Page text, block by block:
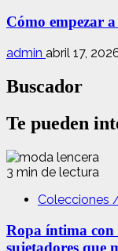
Cómo empezar
admin abril 17,
Buscador
Te pueden
3 min de lectura
Colecciones
Ropa íntima con
sujetadores que